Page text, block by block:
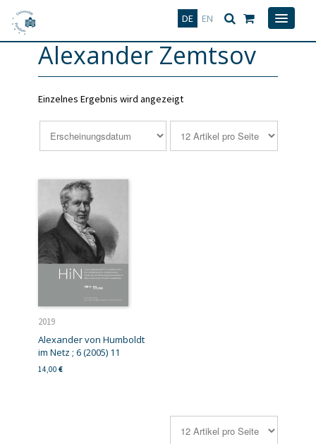
DE EN
Deutsch
Alexander Zemtsov
Einzelnes Ergebnis wird angezeigt
2019
Alexander von Humboldt
im Netz ; 6 (2005) 11
14,00 €